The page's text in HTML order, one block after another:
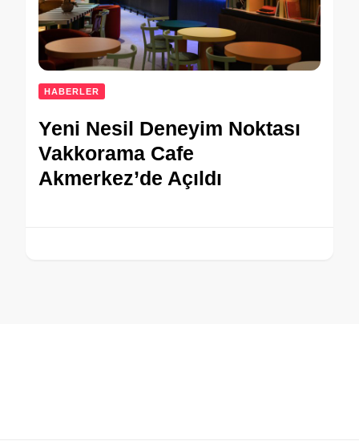
HABERLER
Yeni Nesil Deneyim Noktası
Vakkorama Cafe
Akmerkez’de Açıldı